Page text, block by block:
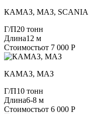
КАМАЗ, МАЗ, SCANIA
Г/П20 тонн
Длина12 м
Стоимостьот 7 000 Р
КАМАЗ, МАЗ
Г/П10 тонн
Длина6-8 м
Стоимостьот 6 000 Р